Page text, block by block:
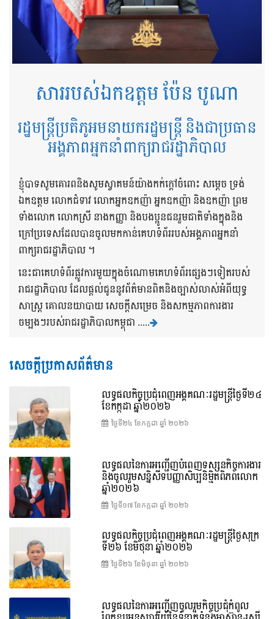
សាររបស់ឯកឧត្តម ប៉ែន បូណា
រដ្ឋមន្ត្រីប្រតិភូអមនាយករដ្ឋមន្ត្រី និងជាប្រធាន
អង្គភាពអ្នកនាំពាក្យរាជរដ្ឋាភិបាល
ខ្ញុំបាទសូមគោរពនិងសូមស្វាគមន៍យ៉ាងកក់ក្តៅចំពោះ សម្តេច ទ្រង់
ឯកឧត្តម លោកជំទាវ លោកអ្នកឧកញ៉ា អ្នកឧកញ៉ា និងឧកញ៉ា ព្រម
ទាំងលោក លោកស្រី នាងកញ្ញា និងបងប្អូនជនរួមជាតិទាំងក្នុងនិង
ក្រៅប្រទេសដែលបានចូលមកកាន់គេហទំព័ររបស់អង្គភាពអ្នកនាំ
ពាក្យរាជរដ្ឋាភិបាល ។
នេះជាគេហទំព័រផ្លូវការមួយក្នុងចំណោមគេហទំព័រផ្សេងៗទៀតរបស់
រាជរដ្ឋាភិបាល ដែលផ្តល់ជូននូវព័ត៌មានពិតនិងច្បាស់លាស់អំពីយុទ្ធ
សាស្រ្ត គោលនយាបាយ សេចក្តីសម្រេច និងសកម្មភាពការងារ
ចម្បងៗរបស់រាជរដ្ឋាភិបាលកម្ពុជា .....
សេចក្តីប្រកាសព័ត៌មាន
លទ្ធផលកិច្ចប្រជុំពេញអង្គគណៈរដ្ឋមន្រ្តីថ្ងៃទី២៤
ខែកក្កដា ឆ្នាំ២០២៦
ថ្ងៃទី២៤ ខែ​កក្កដា ឆ្នាំ ២០២៦
លទ្ធផលនៃការអញ្ជើញបំពេញទស្សនកិច្ចការងារ
និងចូលរួមសន្និសីទបញ្ញាសិប្បនិម្មិតពិភពលោក
ឆ្នាំ២០២៦
ថ្ងៃទី១៧ ខែ​កក្កដា ឆ្នាំ ២០២៦
លទ្ធផលកិច្ចប្រជុំពេញអង្គគណៈរដ្ឋមន្រ្តីថ្ងៃសុក្រ
ទី២៦ ខែមិថុនា ឆ្នាំ២០២៦
ថ្ងៃទី២៦ ខែ​មិថុនា ឆ្នាំ ២០២៦
លទ្ធផលនៃការអញ្ជើញចូលរួមកិច្ចប្រជុំកំពូល